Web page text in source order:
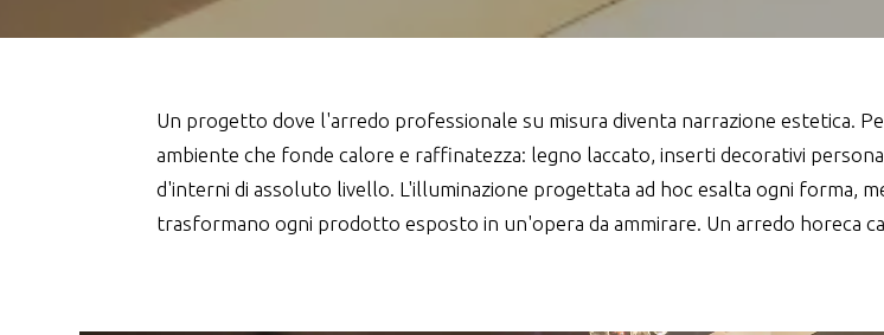
Un progetto dove l'arredo professionale su misura diventa narrazione estetica.
ambiente che fonde calore e raffinatezza: legno laccato, inserti decorativi
d'interni di assoluto livello. L'illuminazione progettata ad hoc esalta ogni forma,
trasformano ogni prodotto esposto in un'opera da ammirare. Un arredo horeca